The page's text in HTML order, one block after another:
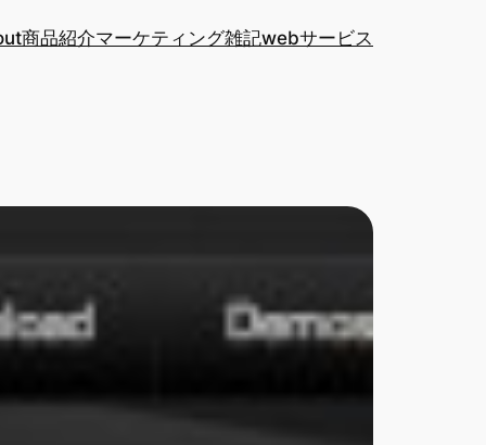
商品紹介マーケティング雑記webサービス